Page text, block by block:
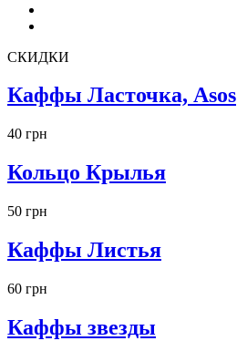
СКИДКИ
Каффы Ласточка, Asos
40 грн
Кольцо Крылья
50 грн
Каффы Листья
60 грн
Каффы звезды